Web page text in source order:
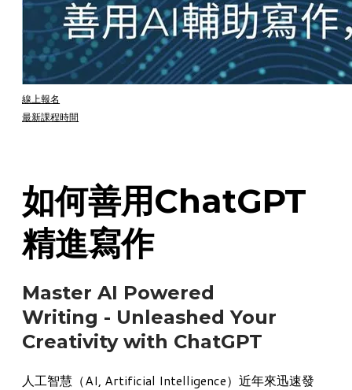
線上報名
最新課程時間
如何善用ChatGPT
精進寫作
Master AI Powered
Writing - Unleashed Your
Creativity with ChatGPT
人工智慧（AI, Artificial Intelligence）近年來迅速發